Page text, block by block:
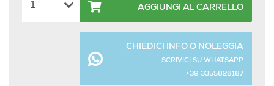
AGGIUNGI AL CARRELLO
CHIEDICI INFO O NOLEGGIA
SCRIVICI SU WHATSAPP
+39 3355828187